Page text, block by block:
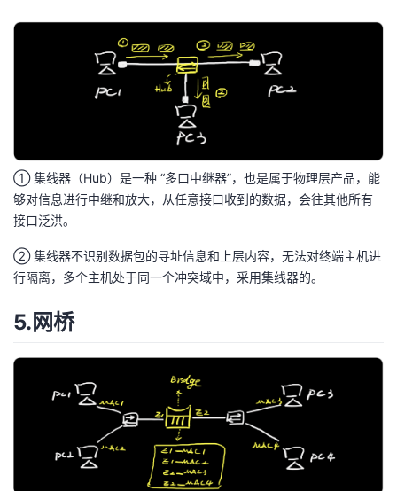
① 集线器（Hub）是一种 “多口中继器”，也是属于物理层产品，能
够对信息进行中继和放大，从任意接口收到的数据，会往其他所有
接口泛洪。
② 集线器不识别数据包的寻址信息和上层内容，无法对终端主机进
行隔离，多个主机处于同一个冲突域中，采用集线器的。
5.网桥